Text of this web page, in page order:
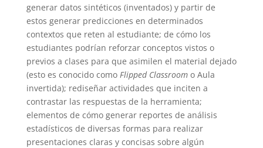
generar datos sintéticos (inventados) y partir de
estos generar predicciones en determinados
contextos que reten al estudiante; de cómo los
estudiantes podrían reforzar conceptos vistos o
previos a clases para que asimilen el material dejado
(esto es conocido como Flipped Classroomo Aula
invertida); rediseñar actividades que inciten a
contrastar las respuestas de la herramienta;
elementos de cómo generar reportes de análisis
estadísticos de diversas formas para realizar
presentaciones claras y concisas sobre algún